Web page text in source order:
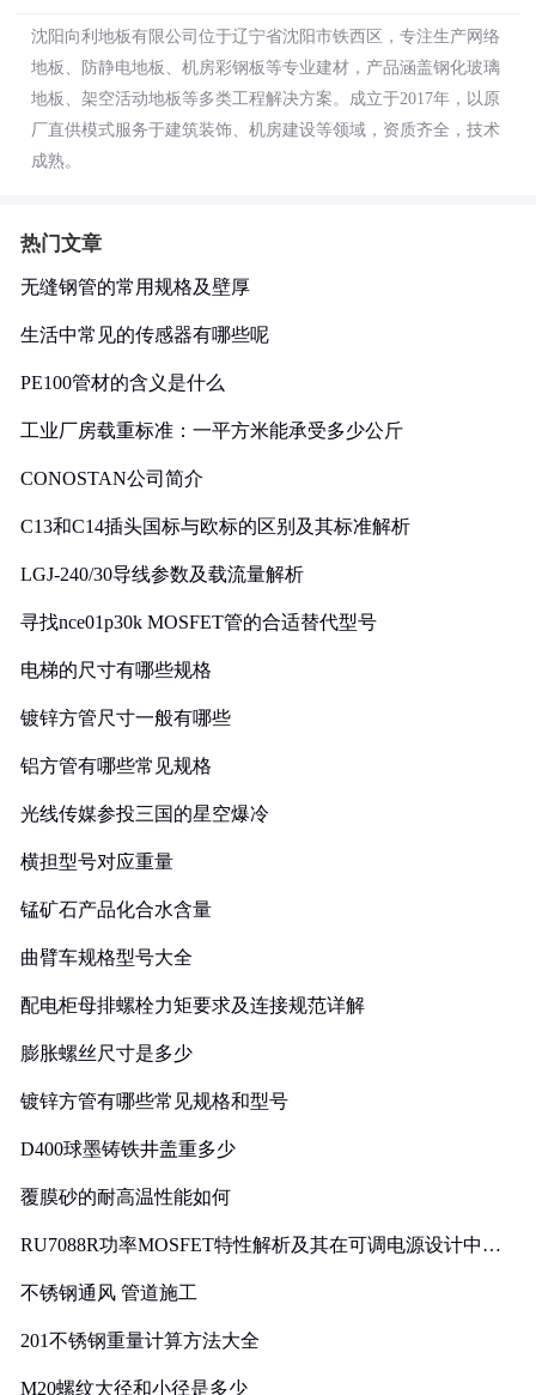
沈阳向利地板有限公司位于辽宁省沈阳市铁西区，专注生产网络
地板、防静电地板、机房彩钢板等专业建材，产品涵盖钢化玻璃
地板、架空活动地板等多类工程解决方案。成立于2017年，以原
厂直供模式服务于建筑装饰、机房建设等领域，资质齐全，技术
成熟。
热门文章
无缝钢管的常用规格及壁厚
生活中常见的传感器有哪些呢
PE100管材的含义是什么
工业厂房载重标准：一平方米能承受多少公斤
CONOSTAN公司简介
C13和C14插头国标与欧标的区别及其标准解析
LGJ-240/30导线参数及载流量解析
寻找nce01p30k MOSFET管的合适替代型号
电梯的尺寸有哪些规格
镀锌方管尺寸一般有哪些
铝方管有哪些常见规格
光线传媒参投三国的星空爆冷
横担型号对应重量
锰矿石产品化合水含量
曲臂车规格型号大全
配电柜母排螺栓力矩要求及连接规范详解
膨胀螺丝尺寸是多少
镀锌方管有哪些常见规格和型号
D400球墨铸铁井盖重多少
覆膜砂的耐高温性能如何
RU7088R功率MOSFET特性解析及其在可调电源设计中的
不锈钢通风 管道施工
201不锈钢重量计算方法大全
M20螺纹大径和小径是多少